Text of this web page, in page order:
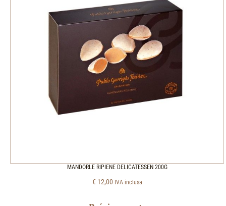
MANDORLE RIPIENE DELICATESSEN 200G
€ 12,00 IVA inclusa